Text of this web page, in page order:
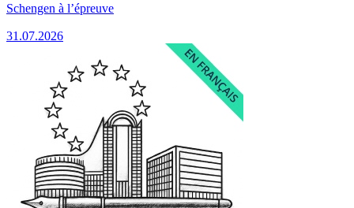
Schengen à l’épreuve
31.07.2026